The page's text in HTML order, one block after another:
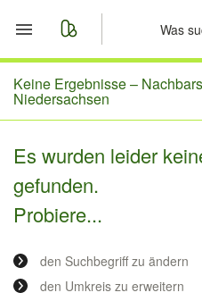
Start
Merkliste
Nachrichten
Anzeige aufgeben
Keine Ergebnisse –
Niedersachsen
Es wurden leider
gefunden.
Probiere...
den Suchbegriff zu ändern
den Umkreis zu erweitern